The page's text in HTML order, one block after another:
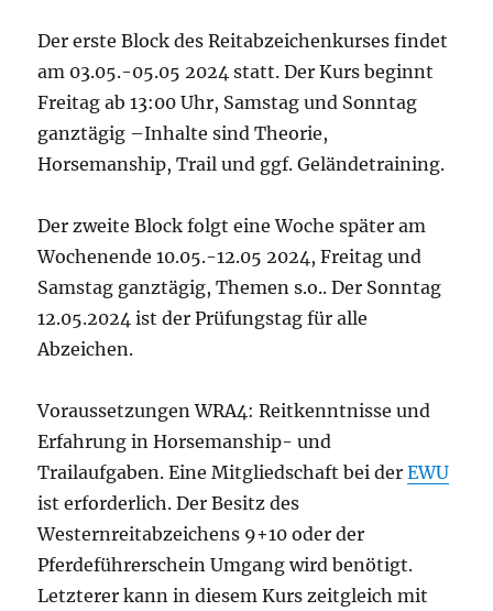
Der erste Block des Reitabzeichenkurses findet
am 03.05.-05.05 2024 statt. Der Kurs beginnt
Freitag ab 13:00 Uhr, Samstag und Sonntag
ganztägig –Inhalte sind Theorie,
Horsemanship, Trail und ggf. Geländetraining.
Der zweite Block folgt eine Woche später am
Wochenende 10.05.-12.05 2024, Freitag und
Samstag ganztägig, Themen s.o.. Der Sonntag
12.05.2024 ist der Prüfungstag für alle
Abzeichen.
Voraussetzungen WRA4: Reitkenntnisse und
Erfahrung in Horsemanship- und
Trailaufgaben. Eine Mitgliedschaft bei derEWU
ist erforderlich. Der Besitz des
Westernreitabzeichens 9+10 oder der
Pferdeführerschein Umgang wird benötigt.
Letzterer kann in diesem Kurs zeitgleich mit